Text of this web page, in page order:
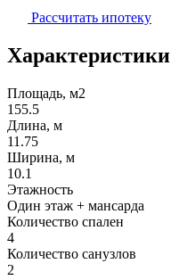
Рассчитать ипотеку
Характеристики
Площадь, м2
155.5
Длина, м
11.75
Ширина, м
10.1
Этажность
Один этаж + мансарда
Количество спален
4
Количество санузлов
2